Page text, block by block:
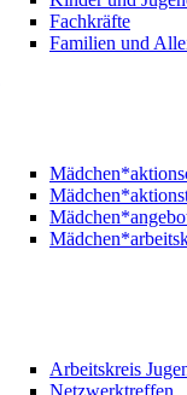
Fachkräfte
Familien und
Arbeitskreis